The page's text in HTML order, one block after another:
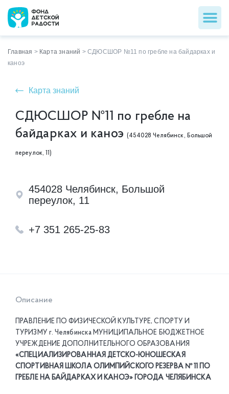
Главная > Карта знаний >СДЮСШОР №11 по гребле на байдарках и
каноэ
Карта знаний
СДЮСШОР №11 по гребле на
байдарках и каноэ (454028 Челябинск, Большой
переулок, 11)
454028 Челябинск, Большой
переулок, 11
+7 351 265-25-83
Описание
ПРАВЛЕНИЕ ПО ФИЗИЧЕСКОЙ КУЛЬТУРЕ, СПОРТУ И
ТУРИЗМУ г. Челябинска МУНИЦИПАЛЬНОЕ БЮДЖЕТНОЕ
УЧРЕЖДЕНИЕ ДОПОЛНИТЕЛЬНОГО ОБРАЗОВАНИЯ
«СПЕЦИАЛИЗИРОВАННАЯ ДЕТСКО-ЮНОШЕСКАЯ
СПОРТИВНАЯ ШКОЛА ОЛИМПИЙСКОГО РЕЗЕРВА № 11 ПО
ГРЕБЛЕ НА БАЙДАРКАХ И КАНОЭ» ГОРОДА ЧЕЛЯБИНСКА